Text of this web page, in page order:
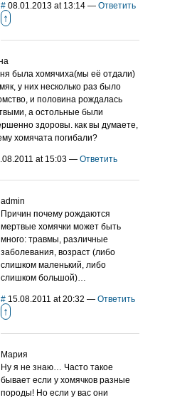
# 08.01.2013 at 13:14 — Ответить
↑
была хомячиха(мы её отдали)
у них несколько раз было
и половина рождалась
а остольные были
здоровы. как вы думаете,
хомячата погибали?
at 15:03 — Ответить
admin
Причин почему рождаются
мертвые хомячки может быть
много: травмы, различные
заболевания, возраст (либо
слишком маленький, либо
слишком большой)…
# 15.08.2011 at 20:32 — Ответить
↑
Мария
Ну я не знаю… Часто такое
бывает если у хомячков разные
породы! Но если у вас они